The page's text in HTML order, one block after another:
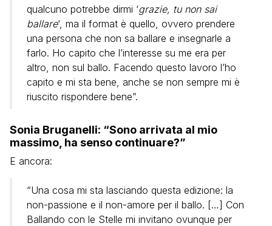
qualcuno potrebbe dirmi ‘grazie, tu non sai
ballare‘, ma il format è quello, ovvero prendere
una persona che non sa ballare e insegnarle a
farlo. Ho capito che l’interesse su me era per
altro, non sul ballo. Facendo questo lavoro l’ho
capito e mi sta bene, anche se non sempre mi è
riuscito rispondere bene”.
Sonia Bruganelli: “Sono arrivata al mio
massimo, ha senso continuare?”
E ancora:
“Una cosa mi sta lasciando questa edizione: la
non-passione e il non-amore per il ballo. […] Con
Ballando con le Stelle mi invitano ovunque per